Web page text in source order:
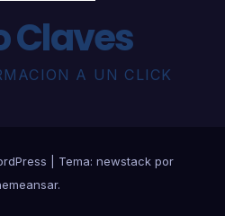
Claves
A UN CLICK
Tema: newstack por
.